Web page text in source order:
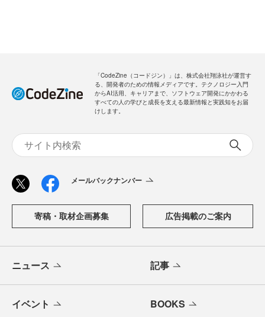
「CodeZine（コードジン）」は、株式会社翔泳社が運営す
る、開発者のための情報メディアです。テクノロジー入門
からAI活用、キャリアまで、ソフトウェア開発にかかわる
すべての人の学びと成長を支える最新情報と実践知をお届
けします。
メールバックナンバー
寄稿・取材企画募集 広告掲載のご案内
ニュース 記事
イベント BOOKS